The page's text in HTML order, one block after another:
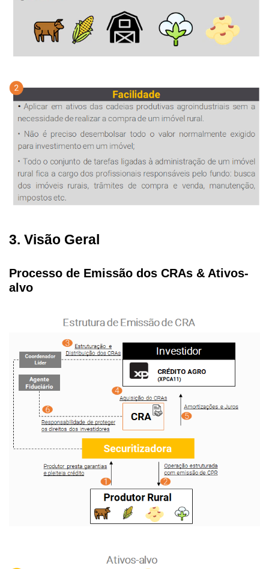
3. Visão Geral
Processo de Emissão dos CRAs & Ativos-
alvo